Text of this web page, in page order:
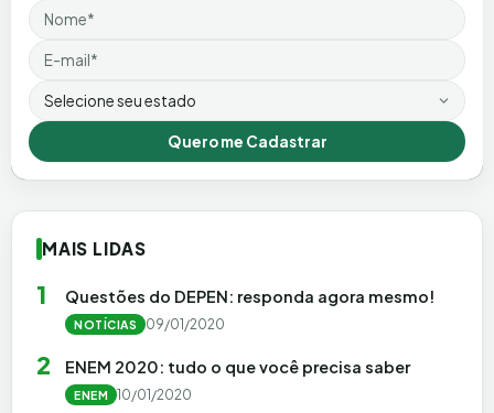
Nome
Email
Estado
Quero me Cadastrar
MAIS LIDAS
1 Questões do DEPEN: responda agora mesmo!
NOTÍCIAS 09/01/2020
2 ENEM 2020: tudo o que você precisa saber
ENEM 10/01/2020